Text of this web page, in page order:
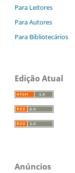
Para Leitores
Para Autores
Para Bibliotecários
Edição Atual
Anúncios